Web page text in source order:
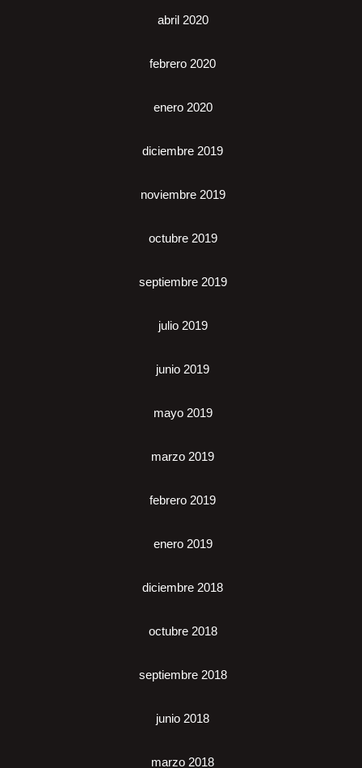
abril 2020
febrero 2020
enero 2020
diciembre 2019
noviembre 2019
octubre 2019
septiembre 2019
julio 2019
junio 2019
mayo 2019
marzo 2019
febrero 2019
enero 2019
diciembre 2018
octubre 2018
septiembre 2018
junio 2018
marzo 2018